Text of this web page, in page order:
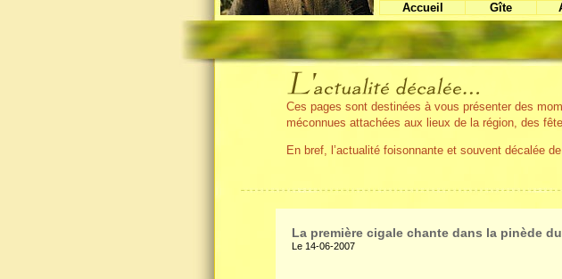
Accueil Gîte
Ces pages sont destinées à vous présenter des
méconnues attachées aux lieux de la région, des
En bref, l’actualité foisonnante et souvent décalée
La première cigale chante dans la pinède
Le 14-06-2007